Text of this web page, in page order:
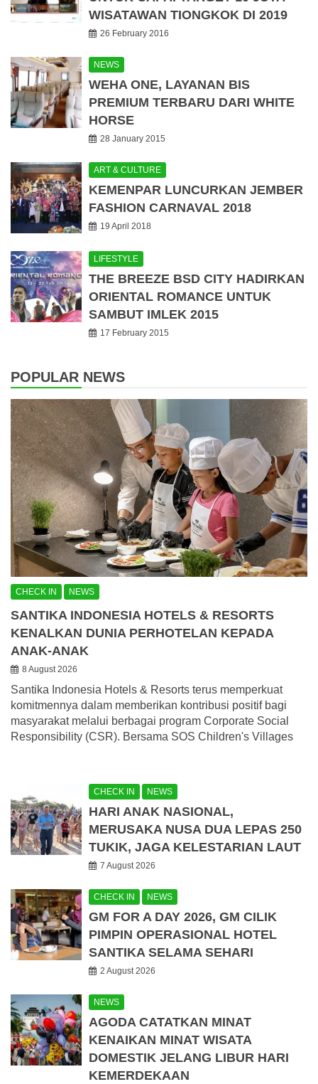
WISATAWAN TIONGKOK DI 2019
26 February 2016
NEWS
WEHA ONE, LAYANAN BIS
PREMIUM TERBARU DARI WHITE
HORSE
28 January 2015
ART & CULTURE
KEMENPAR LUNCURKAN JEMBER
FASHION CARNAVAL 2018
19 April 2018
LIFESTYLE
THE BREEZE BSD CITY HADIRKAN
ORIENTAL ROMANCE UNTUK
SAMBUT IMLEK 2015
17 February 2015
POPULAR NEWS
CHECK IN NEWS
SANTIKA INDONESIA HOTELS & RESORTS
KENALKAN DUNIA PERHOTELAN KEPADA
ANAK-ANAK
8 August 2026
Santika Indonesia Hotels & Resorts terus memperkuat
komitmennya dalam memberikan kontribusi positif bagi
masyarakat melalui berbagai program Corporate Social
Responsibility (CSR). Bersama SOS Children's Villages
CHECK IN NEWS
HARI ANAK NASIONAL,
MERUSAKA NUSA DUA LEPAS 250
TUKIK, JAGA KELESTARIAN LAUT
7 August 2026
CHECK IN NEWS
GM FOR A DAY 2026, GM CILIK
PIMPIN OPERASIONAL HOTEL
SANTIKA SELAMA SEHARI
2 August 2026
NEWS
AGODA CATATKAN MINAT
KENAIKAN MINAT WISATA
DOMESTIK JELANG LIBUR HARI
KEMERDEKAAN